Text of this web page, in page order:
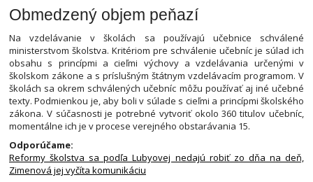
Obmedzený objem peňazí
Na vzdelávanie v školách sa používajú učebnice schválené
ministerstvom školstva. Kritériom pre schválenie učebníc je súlad ich
obsahu s princípmi a cieľmi výchovy a vzdelávania určenými v
školskom zákone a s príslušným štátnym vzdelávacím programom. V
školách sa okrem schválených učebníc môžu používať aj iné učebné
texty. Podmienkou je, aby boli v súlade s cieľmi a princípmi školského
zákona. V súčasnosti je potrebné vytvoriť okolo 360 titulov učebníc,
momentálne ich je v procese verejného obstarávania 15.
Odporúčame:
Reformy školstva sa podľa Lubyovej nedajú robiť zo dňa na deň,
Zimenová jej vyčíta komunikáciu